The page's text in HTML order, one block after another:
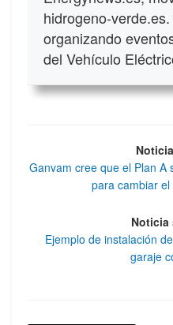
hidrogeno-
organizando
del Vehículo
Ganvam cree que el Plan A
para cambiar
Ejemplo de instalación
garaje